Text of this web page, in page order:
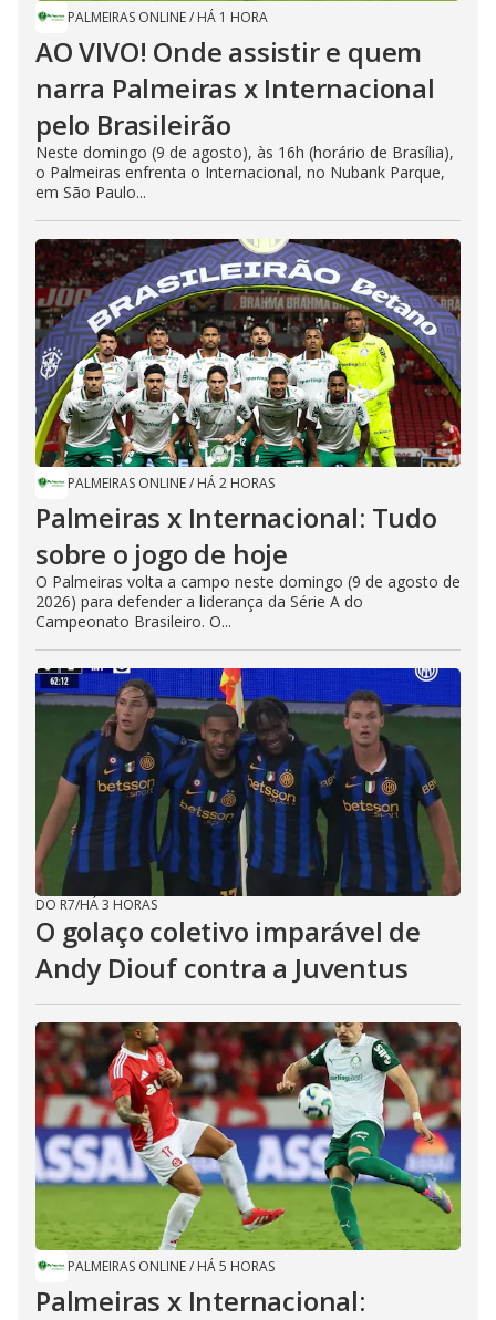
PALMEIRAS ONLINE/ HÁ 1 HORA
AO VIVO! Onde assistir e quem
narra Palmeiras x Internacional
pelo Brasileirão
Neste domingo (9 de agosto), às 16h (horário de Brasília),
o Palmeiras enfrenta o Internacional, no Nubank Parque,
em São Paulo...
PALMEIRAS ONLINE/ HÁ 2 HORAS
Palmeiras x Internacional: Tudo
sobre o jogo de hoje
O Palmeiras volta a campo neste domingo (9 de agosto de
2026) para defender a liderança da Série A do
Campeonato Brasileiro. O...
DO R7/HÁ 3 HORAS
O golaço coletivo imparável de
Andy Diouf contra a Juventus
PALMEIRAS ONLINE/ HÁ 5 HORAS
Palmeiras x Internacional: